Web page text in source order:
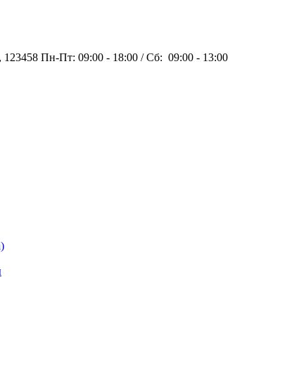
123458 Пн-Пт: 09:00 - 18:00 / Сб: 09:00 - 13:00